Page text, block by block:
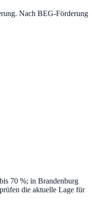
Nach BEG-Förderung
70 %; in Brandenburg
die aktuelle Lage für